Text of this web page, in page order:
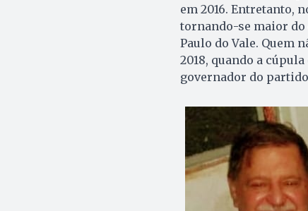
em 2016. Entretanto,
tornando-se maior do
Paulo do Vale. Quem
2018, quando a
governador do